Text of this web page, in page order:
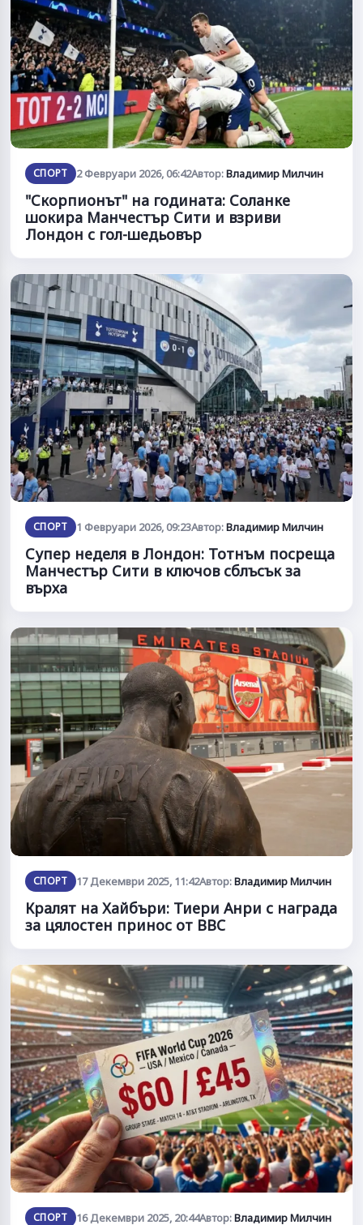
СПОРТ 2 Февруари 2026, 06:42Автор:Владимир Милчин
"Скорпионът" на годината: Соланке
шокира Манчестър Сити и взриви
Лондон с гол-шедьовър
СПОРТ 1 Февруари 2026, 09:23Автор:Владимир Милчин
Супер неделя в Лондон: Тотнъм посреща
Манчестър Сити в ключов сблъсък за
върха
СПОРТ 17 Декември 2025, 11:42Автор:Владимир Милчин
Кралят на Хайбъри: Тиери Анри с награда
за цялостен принос от BBC
СПОРТ 16 Декември 2025, 20:44Автор:Владимир Милчин